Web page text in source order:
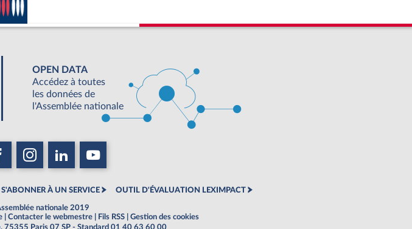
OPEN DATA
Accédez à toutes
les données de
l'Assemblée nationale
S'ABONNER À UN SERVICE OUTIL D'ÉVALUATION LEXIMPACT
nationale 2019
Contacter le webmestre Fils RSS
Gestion des cookies
75355 Paris 07 SP - Standard 01 40 63 60 00